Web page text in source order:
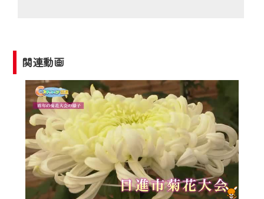
関連動画
2024年9月24日からはご加入者様へのサー
ビス向上のため、
『CCNet Web TV』を利用いただくには、
一部コンテンツを除き、
CCNetサービスへの加入と『CCNetマイ
ページ※』へのログインが必要となりま
す。
何卒、ご理解ご了承の程よろしくお願い
いたします。